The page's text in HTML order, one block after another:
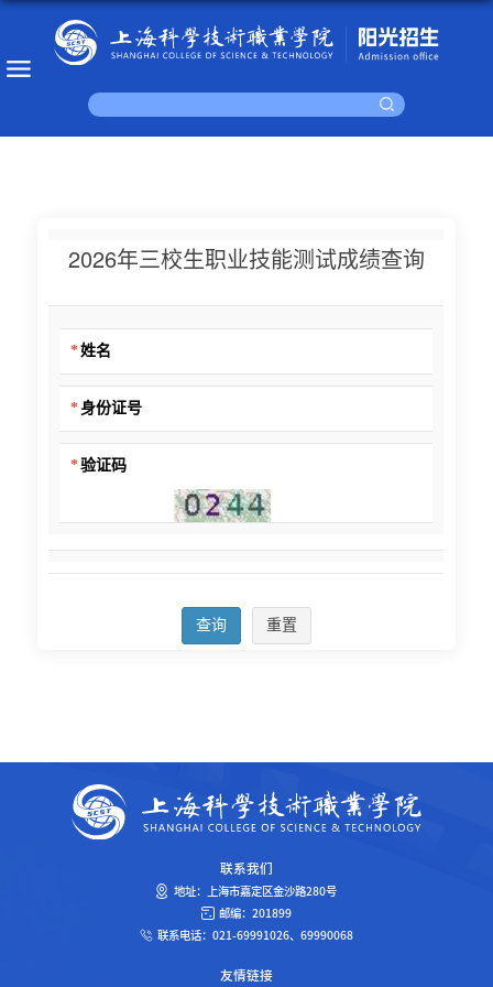
联系我们
地址：上海市嘉定区金沙路280号
邮编：201899
联系电话：021-69991026、69990068
友情链接